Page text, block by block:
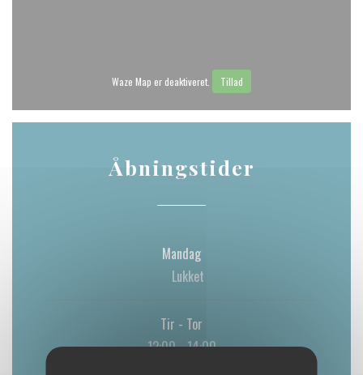
Waze Map er deaktiveret. Tillad
Åbningstider
Mandag
Lukket
Tir - Tor
12:00 - 14:00